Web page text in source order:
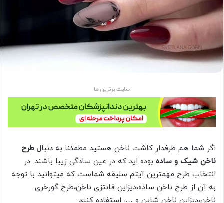
سایت برترین ها
اگر شما هم طرفدار کاشت ناخن هستید مطمئنا به دنبال طرح
ناخن شیک و ساده بوده اید که در عین سادگی زیبا باشند. در
انتخاب طرح مهمترین آیتم سلیقه شماست که میتوانید با توجه
به آن از طرح ناخن ساده،دیزاین فانتزی ناخن،طرح گورخری
ناخن،دیزاین ناخن شاین و …. استفاده کنید.